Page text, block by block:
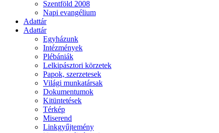
Szentföld 2008
Napi evangélium
Adattár
Adattár
Egyházunk
Intézmények
Plébániák
Lelkipásztori körzetek
Papok, szerzetesek
Világi munkatársak
Dokumentumok
Kitüntetések
Térkép
Miserend
Linkgyűjtemény